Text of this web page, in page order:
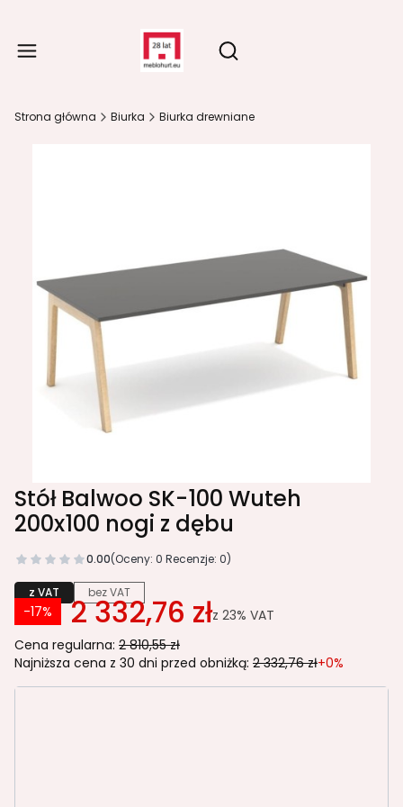
Otwórz wyszukiwarkę
Strona główna Biurka Biurka drewniane
Stół Balwoo SK-100 Wuteh
200x100 nogi z dębu
0.00(Oceny: 0 Recenzje: 0)
z VAT bez VAT
2 332,76 złz 23% VAT
Cena regularna: 2 810,55 zł
-17%
Najniższa cena z 30 dni przed obniżką: 2 332,76 zł+0%